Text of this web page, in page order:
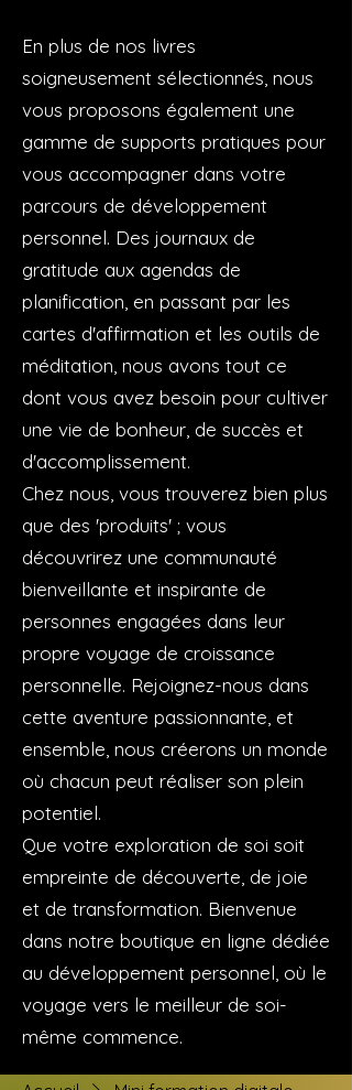
En plus de nos livres
soigneusement sélectionnés, nous
vous proposons également une
gamme de supports pratiques pour
vous accompagner dans votre
parcours de développement
personnel. Des journaux de
gratitude aux agendas de
planification, en passant par les
cartes d'affirmation et les outils de
méditation, nous avons tout ce
dont vous avez besoin pour cultiver
une vie de bonheur, de succès et
d'accomplissement.
Chez nous, vous trouverez bien plus
que des 'produits' ; vous
découvrirez une communauté
bienveillante et inspirante de
personnes engagées dans leur
propre voyage de croissance
personnelle. Rejoignez-nous dans
cette aventure passionnante, et
ensemble, nous créerons un monde
où chacun peut réaliser son plein
potentiel.
Que votre exploration de soi soit
empreinte de découverte, de joie
et de transformation. Bienvenue
dans notre boutique en ligne dédiée
au développement personnel, où le
voyage vers le meilleur de soi-
même commence.